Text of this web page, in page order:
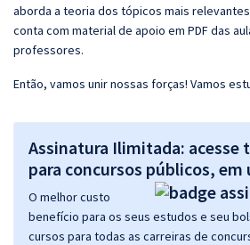
aborda a teoria dos tópicos mais
conta com material de apoio em PDF das
professores.
Então, vamos unir nossas forças! Vamos
Assinatura Ilimitada: acesse
para concursos públicos, em
O melhor custo
benefício para os seus estudos e seu
cursos para todas as carreiras de